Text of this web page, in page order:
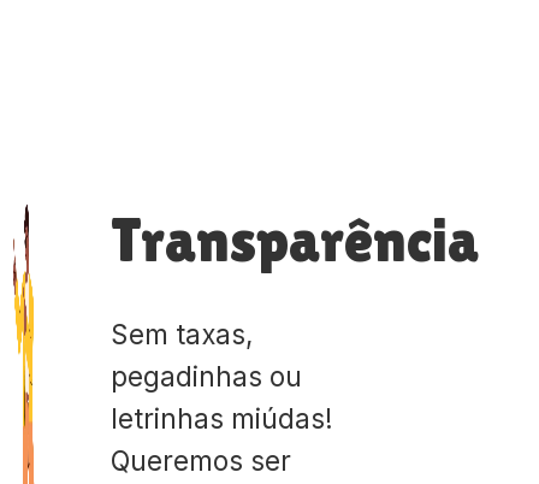
Transparência
Sem taxas,
pegadinhas ou
letrinhas miúdas!
Queremos ser